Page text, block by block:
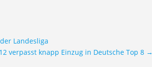
Landesliga
verpasst knapp Einzug in Deutsche Top 8→